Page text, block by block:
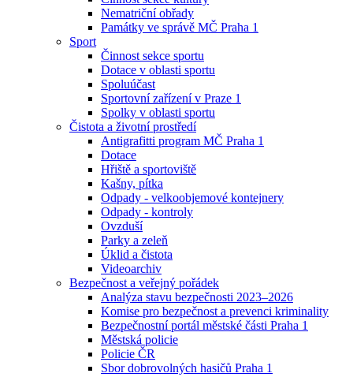
Nematriční obřady
Památky ve správě MČ Praha 1
Sport
Činnost sekce sportu
Dotace v oblasti sportu
Spoluúčast
Sportovní zařízení v Praze 1
Spolky v oblasti sportu
Čistota a životní prostředí
Antigrafitti program MČ Praha 1
Dotace
Hřiště a sportoviště
Kašny, pítka
Odpady - velkoobjemové kontejnery
Odpady - kontroly
Ovzduší
Parky a zeleň
Úklid a čistota
Videoarchiv
Bezpečnost a veřejný pořádek
Analýza stavu bezpečnosti 2023–2026
Komise pro bezpečnost a prevenci kriminality
Bezpečnostní portál městské části Praha 1
Městská policie
Policie ČR
Sbor dobrovolných hasičů Praha 1